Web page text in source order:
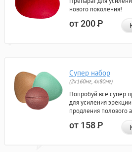
нового поколения!
от 200Р
Супер набор
(2х160мг, 4х80мг)
Попробуй все супер
для усиления
продления полового
от 158Р